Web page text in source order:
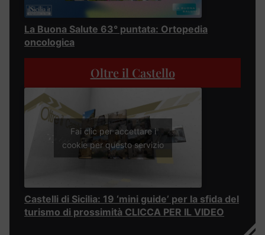
La Buona Salute 63° puntata: Ortopedia
oncologica
Oltre il Castello
Fai clic per accettare i
cookie per questo servizio
Castelli di Sicilia: 19 ‘mini guide’ per la sfida del
turismo di prossimità CLICCA PER IL VIDEO